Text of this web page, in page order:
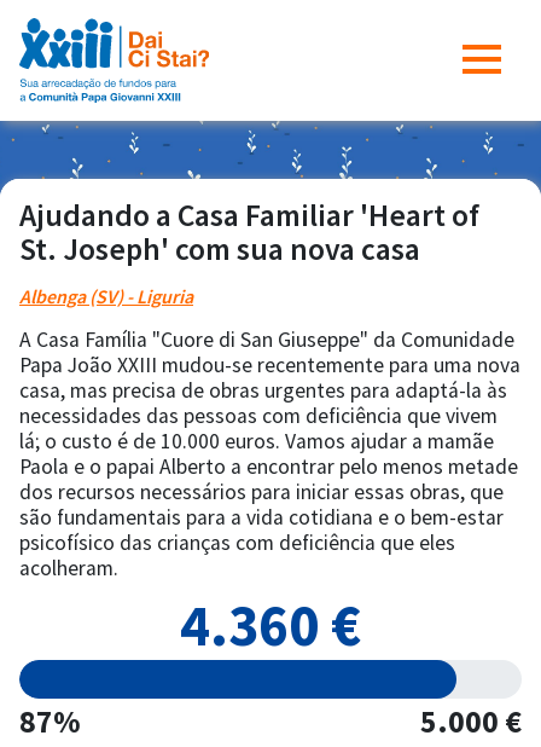
Ajudando a Casa Familiar 'Heart of
St. Joseph' com sua nova casa
Albenga (SV) - Liguria
A Casa Família "Cuore di San Giuseppe" da Comunidade
Papa João XXIII mudou-se recentemente para uma nova
casa, mas precisa de obras urgentes para adaptá-la às
necessidades das pessoas com deficiência que vivem
lá; o custo é de 10.000 euros. Vamos ajudar a mamãe
Paola e o papai Alberto a encontrar pelo menos metade
dos recursos necessários para iniciar essas obras, que
são fundamentais para a vida cotidiana e o bem-estar
psicofísico das crianças com deficiência que eles
acolheram.
4.360 €
87%
5.000 €